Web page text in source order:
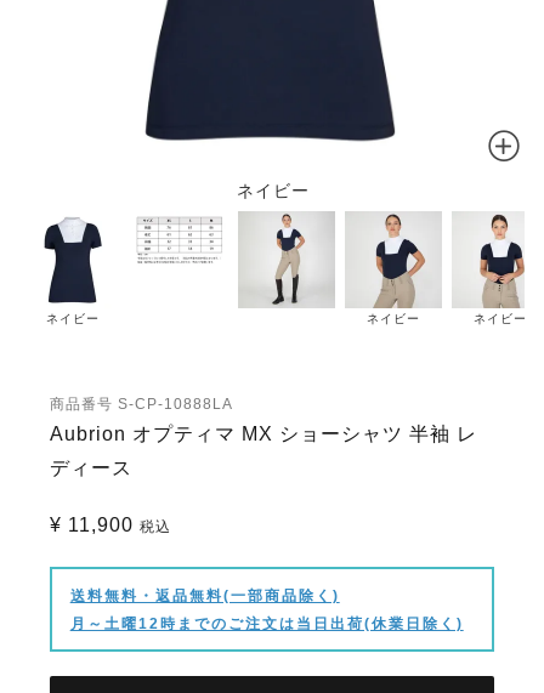
ネイビー
ネイビー ネイビー ネイビー
商品番号 S-CP-10888LA
Aubrion オプティマ MX ショーシャツ 半袖 レ
ディース
¥ 11,900 税込
送料無料・返品無料(一部商品除く)
月～土曜12時までのご注文は当日出荷(休業日除く)